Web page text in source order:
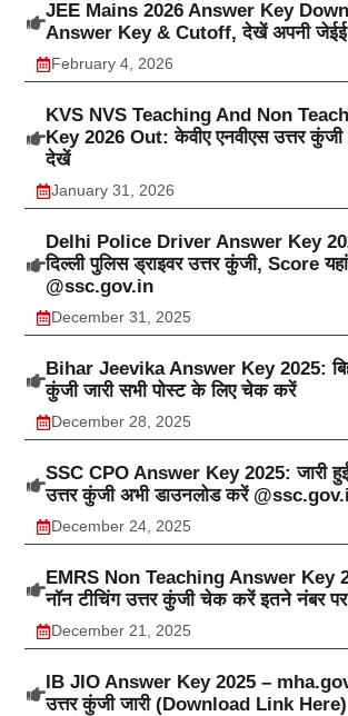
JEE Mains 2026 Answer Key
Answer Key & Cutoff, देखें अपनी जेईई
February 4, 2026
KVS NVS Teaching And Non
Key 2026 Out: केवीए एनवीएस उत्तर
देखें
January 31, 2026
Delhi Police Driver Answer Key
दिल्ली पुलिस ड्राइवर उत्तर कुंजी, Score
@ssc.gov.in
December 31, 2025
Bihar Jeevika Answer Key 2025:
कुंजी जारी सभी पोस्ट के लिए चेक करें
December 28, 2025
SSC CPO Answer Key 2025: जारी
उत्तर कुंजी अभी डाउनलोड करें
December 24, 2025
EMRS Non Teaching Answer Key
नॉन टीचिंग उत्तर कुंजी चेक करें इतने नंबर
December 21, 2025
IB JIO Answer Key 2025 –
उत्तर कुंजी जारी (Download Link Here)